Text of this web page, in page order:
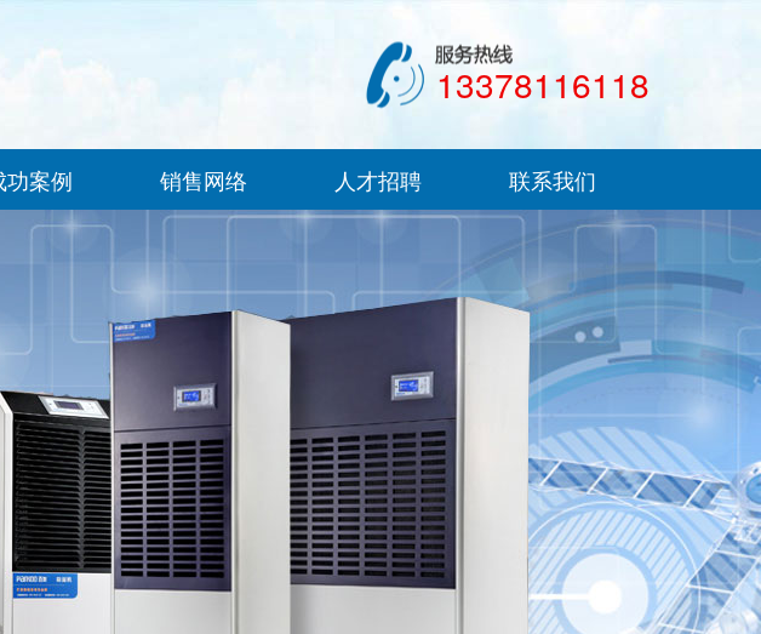
13378116118
功案例 销售网络 人才招聘 联系我们